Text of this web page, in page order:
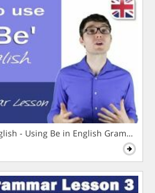
- Using Be in English Grammar